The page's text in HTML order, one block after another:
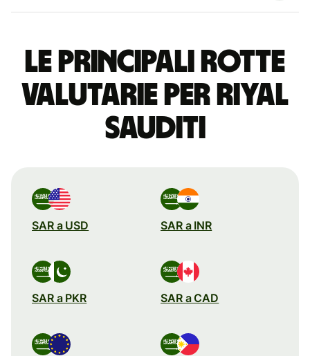
Le principali rotte
valutarie per riyal
sauditi
SAR a USD SAR a INR
SAR a PKR SAR a CAD